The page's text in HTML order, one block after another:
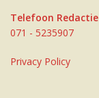
Telefoon Redactie
071 - 5235907
Privacy Policy